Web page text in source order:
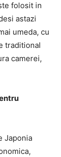
folosit in
astazi
umeda, cu
traditional
camerei,
Japonia